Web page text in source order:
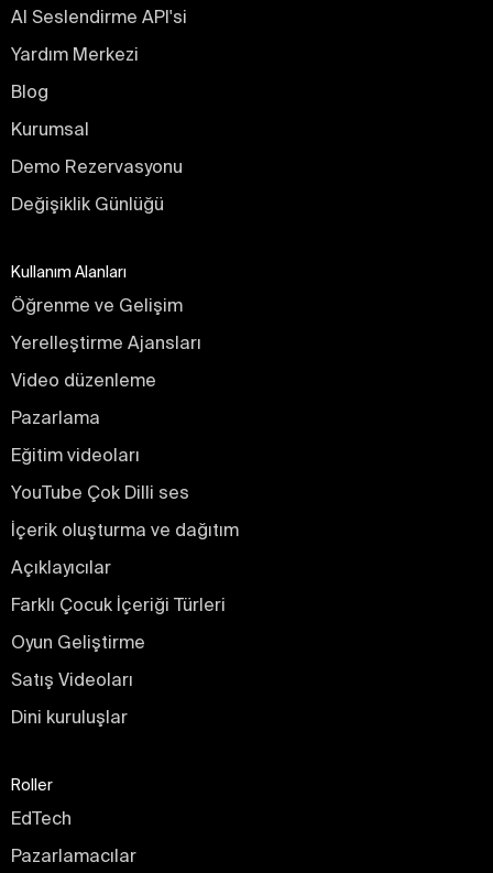
AI Seslendirme API'si
Yardım Merkezi
Blog
Kurumsal
Demo Rezervasyonu
Değişiklik Günlüğü
Kullanım Alanları
Öğrenme ve Gelişim
Yerelleştirme Ajansları
Video düzenleme
Pazarlama
Eğitim videoları
YouTube Çok Dilli ses
İçerik oluşturma ve dağıtım
Açıklayıcılar
Farklı Çocuk İçeriği Türleri
Oyun Geliştirme
Satış Videoları
Dini kuruluşlar
Roller
EdTech
Pazarlamacılar